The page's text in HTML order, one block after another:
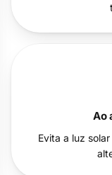
Ao
Evita a luz